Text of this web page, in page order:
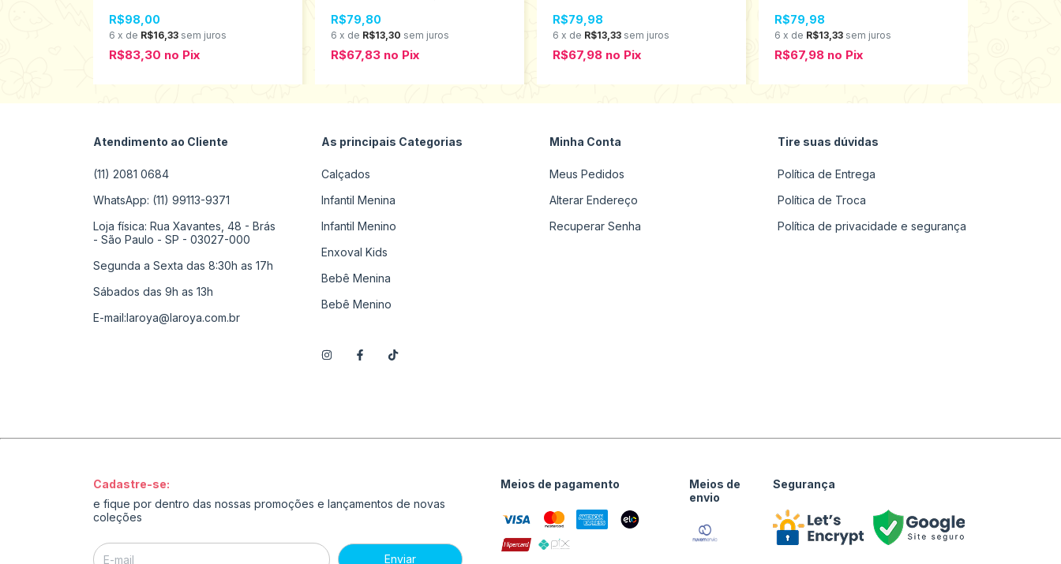
R$98,00
6 x de R$16,33 sem juros
R$83,30 no Pix
R$79,80
6 x de R$13,30 sem juros
R$67,83 no Pix
R$79,98
6 x de R$13,33 sem juros
R$67,98 no Pix
R$79,98
6 x de R$13,33 sem juros
R$67,98 no Pix
Atendimento ao Cliente
(11) 2081 0684
WhatsApp: (11) 99113-9371
Loja física: Rua Xavantes, 48 - Brás
- São Paulo - SP - 03027-000
Segunda a Sexta das 8:30h as 17h
Sábados das 9h as 13h
E-mail:laroya@laroya.com.br
As principais Categorias
Calçados
Infantil Menina
Infantil Menino
Enxoval Kids
Bebê Menina
Bebê Menino
Minha Conta
Meus Pedidos
Alterar Endereço
Recuperar Senha
Tire suas dúvidas
Política de Entrega
Política de Troca
Política de privacidade e segurança
Cadastre-se:
e fique por dentro das nossas promoções e lançamentos de novas
coleções
Meios de pagamento
Meios de
envio
Segurança